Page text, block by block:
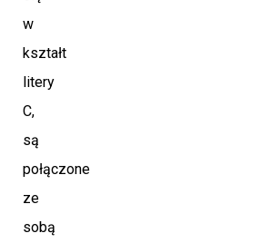
w
kształt
litery
C,
są
połączone
ze
sobą